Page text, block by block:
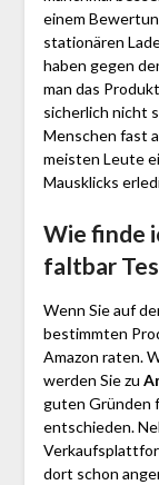
einem
stationären
haben gegen
man das
sicherlich nicht
Menschen fast
meisten Leute
Mausklicks
Wie finde
faltbar
Wenn Sie auf
bestimmten
Amazon raten.
werden Sie zu
guten Gründen
entschieden.
dort schon